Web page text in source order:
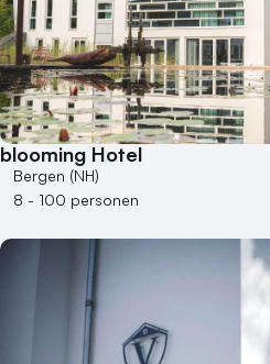
Industriële locatie
Kasteel en landgoed
Kleine / intieme locatie
Locaties aan zee
Museum
Theater
Varende locatie
blooming Hotel
Bergen (NH)
8 - 100 personen